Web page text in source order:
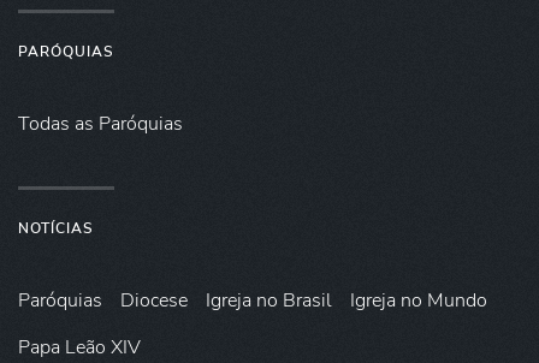
PARÓQUIAS
Todas as Paróquias
NOTÍCIAS
Paróquias Diocese Igreja no Brasil
Igreja no Mundo
Papa Leão XIV